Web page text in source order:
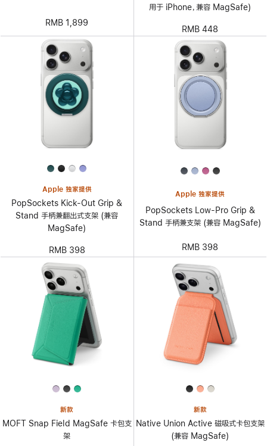
RMB 1,899
用于 iPhone，兼容 MagSafe)
RMB 448
Apple 独家提供
PopSockets Kick-Out Grip &
Stand 手柄兼翻出式支架 (兼容
MagSafe)
RMB 398
Apple 独家提供
PopSockets Low-Pro Grip &
Stand 手柄兼支架 (兼容 MagSafe)
RMB 398
新款
MOFT Snap Field MagSafe 卡包支
架
新款
Native Union Active 磁吸式卡包支架
(兼容 MagSafe)